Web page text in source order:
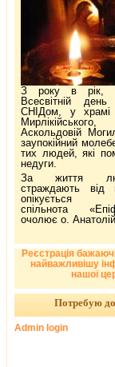
З року в рік,
Всесвітній
СНІДом, у
Аскольдовій
заупокійний
тих людей, які
недуги.
За життя
страждають від
опікується
спільнота
очолює о.
Реєстрація
найважливішу
нашої
Потребую
Admin login